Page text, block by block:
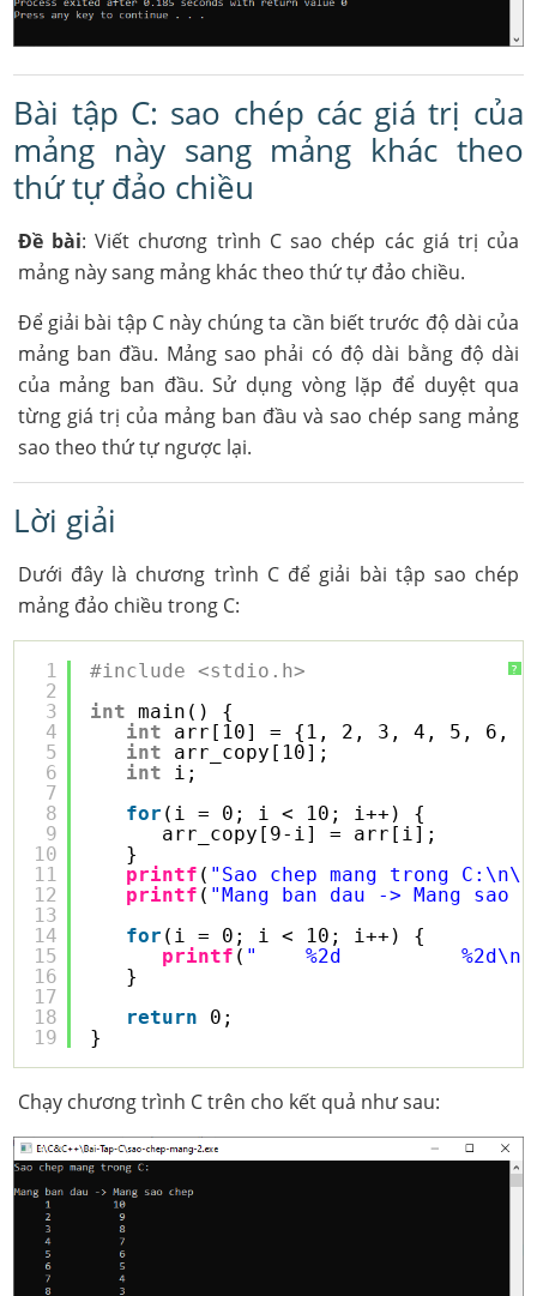
Bài tập C: sao chép các giá trị của
mảng này sang mảng khác theo
thứ tự đảo chiều
Đề bài: Viết chương trình C sao chép các giá trị của
mảng này sang mảng khác theo thứ tự đảo chiều.
Để giải bài tập C này chúng ta cần biết trước độ dài của
mảng ban đầu. Mảng sao phải có độ dài bằng độ dài
của mảng ban đầu. Sử dụng vòng lặp để duyệt qua
từng giá trị của mảng ban đầu và sao chép sang mảng
sao theo thứ tự ngược lại.
Lời giải
Dưới đây là chương trình C để giải bài tập sao chép
mảng đảo chiều trong C:
?
1
2
3
4
5
6
7
8
9
10
11
12
13
14
15
16
17
18
19
#include <stdio.h>
int
main() {
int
arr[10] = {1, 2, 3, 4, 5, 6,
int
arr_copy[10];
int
i;
for (i = 0; i < 10; i++) {
arr_copy[9-i] = arr[i];
}
printf ( "Sao chep mang trong
printf ( "Mang ban dau -> Mang sao
for (i = 0; i < 10; i++) {
printf ( "    %2d          %2d\n"
}
return
0;
}
Chạy chương trình C trên cho kết quả như sau: